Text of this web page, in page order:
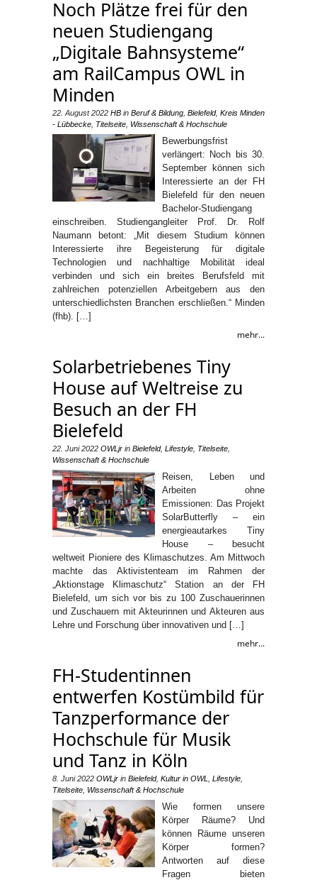
Noch Plätze frei für den
neuen Studiengang
„Digitale Bahnsysteme“
am RailCampus OWL in
Minden
22. August 2022 HB in Beruf & Bildung Bielefeld, Kreis Minden
- Lübbecke Titelseite Wissenschaft & Hochschule
Bewerbungsfrist
verlängert: Noch bis 30.
September können sich
Interessierte an der FH
Bielefeld für den neuen
Bachelor-Studiengang
einschreiben. Studiengangleiter Prof. Dr. Rolf
Naumann betont: „Mit diesem Studium können
Interessierte ihre Begeisterung für digitale
Technologien und nachhaltige Mobilität ideal
verbinden und sich ein breites Berufsfeld mit
zahlreichen potenziellen Arbeitgebern aus den
unterschiedlichsten Branchen erschließen.“ Minden
(fhb). […]
mehr...
Solarbetriebenes Tiny
House auf Weltreise zu
Besuch an der FH
Bielefeld
22. Juni 2022 OWLjr in Bielefeld, Lifestyle Titelseite
Wissenschaft & Hochschule
Reisen, Leben und
Arbeiten ohne
Emissionen: Das Projekt
SolarButterfly – ein
energieautarkes Tiny
House – besucht
weltweit Pioniere des Klimaschutzes. Am Mittwoch
machte das Aktivistenteam im Rahmen der
„Aktionstage Klimaschutz“ Station an der FH
Bielefeld, um sich vor bis zu 100 Zuschauerinnen
und Zuschauern mit Akteurinnen und Akteuren aus
Lehre und Forschung über innovativen und […]
mehr...
FH-Studentinnen
entwerfen Kostümbild für
Tanzperformance der
Hochschule für Musik
und Tanz in Köln
8. Juni 2022 OWLjr in Bielefeld, Kultur in OWL Lifestyle
Titelseite Wissenschaft & Hochschule
Wie formen unsere
Körper Räume? Und
können Räume unseren
Körper formen?
Antworten auf diese
Fragen bieten